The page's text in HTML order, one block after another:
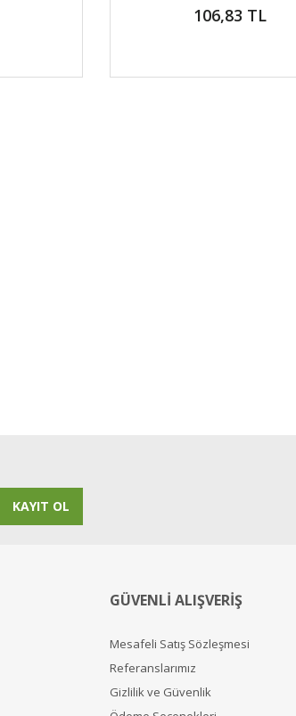
106,83 TL
KAYIT OL
GÜVENLİ ALIŞVERİŞ
Mesafeli Satış Sözleşmesi
Referanslarımız
Gizlilik ve Güvenlik